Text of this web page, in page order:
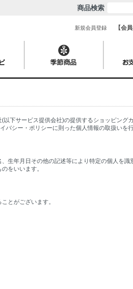
商品検索
新規会員登録 【会
(以下サービス提供会社)の提供するショッピング
バシー・ポリシーに則った個人情報の取扱いを行
生年月日その他の記述等により特定の個人を
をいいます。
とがございます。